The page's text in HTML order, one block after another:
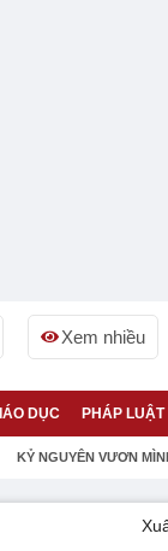
Xem nhiều
DỤC PHÁP LUẬT
KỶ NGUYÊN VƯƠN